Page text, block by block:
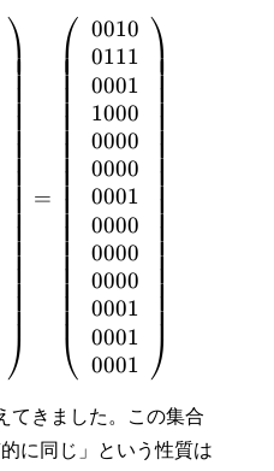
⎠⎟⎟⎟⎟⎟⎟⎟⎟⎟⎟⎟⎟⎟⎟⎟⎟⎟⎟⎟⎟
⎟
⎞
=
⎝
⎜
⎜⎜⎜⎜⎜⎜⎜⎜⎜⎜⎜⎜⎜⎜⎜⎜⎜⎜⎜⎜⎛ 0010
0111
0001
1000
0000
0000
0001
0000
0000
0000
0001
0001
0001 ⎠⎟⎟⎟⎟⎟⎟⎟⎟⎟⎟⎟⎟⎟⎟⎟⎟⎟⎟⎟⎟
⎟
⎞
てきました。この集合
に同じ」という性質は